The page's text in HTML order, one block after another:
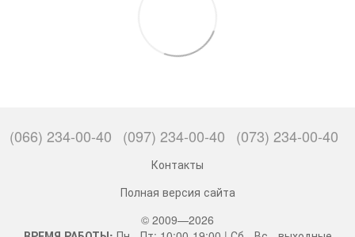
(066) 234-00-40 (097) 234-00-40 (073) 234-00-40
Контакты
Полная версия сайта
© 2009—2026